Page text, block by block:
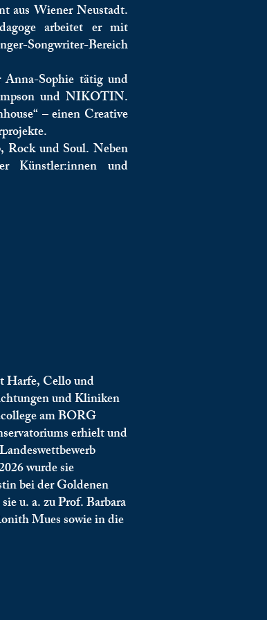
aus Wiener Neustadt.
arbeitet er mit
Songwriter-Bereich
Sophie tätig und
und NIKOTIN.
– einen Creative
Rock und Soul. Neben
Künstler:innen und
Harfe, Cello und
und Kliniken
am BORG
erhielt und
wurde sie
bei der Goldenen
u. a. zu Prof. Barbara
Mues sowie in die